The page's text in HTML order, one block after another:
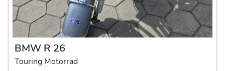
BMW R 26
Touring Motorrad